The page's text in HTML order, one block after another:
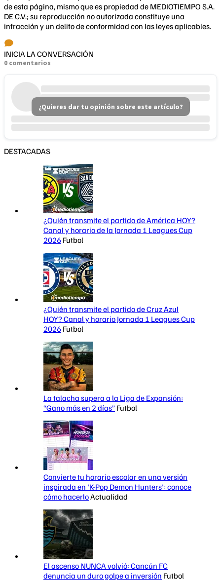
de esta página, mismo que es propiedad de MEDIOTIEMPO S.A.
DE C.V.; su reproducción no autorizada constituye una
infracción y un delito de conformidad con las leyes aplicables.
INICIA LA CONVERSACIÓN
0 comentarios
¿Quieres dar tu opinión sobre este artículo?
DESTACADAS
¿Quién transmite el partido de América HOY?
Canal y horario de la Jornada 1 Leagues Cup
2026 Futbol
¿Quién transmite el partido de Cruz Azul
HOY? Canal y horario Jornada 1 Leagues Cup
2026 Futbol
La talacha supera a la Liga de Expansión:
“Gano más en 2 días” Futbol
Convierte tu horario escolar en una versión
inspirada en 'K-Pop Demon Hunters': conoce
cómo hacerloActualidad
El ascenso NUNCA volvió: Cancún FC
denuncia un duro golpe a inversión Futbol